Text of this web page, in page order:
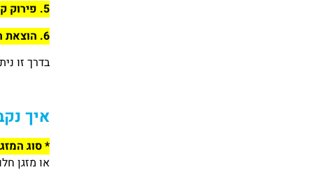
5. פירוק קופסת חשמל
6. הוצאת הסוללה
בדרך זו
איך
* סוג
או מזגן